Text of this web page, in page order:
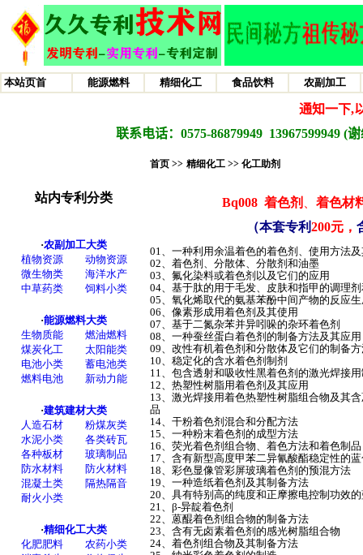
首页 >> 精细化工 >> 化工助剂
Bq008 着色剂
着色材
（本套专利200元，
01、一种利用余温着色的着色剂、使用方法
02、着色剂、分散体、分散剂和油墨
03、氟化染料或着色剂以及它们的应用
04、基于肽的用于毛发、皮肤和指甲的调理
05、氧化烯取代的氨基苯酚中间产物的反应
06、像素形成用着色剂及其使用
07、基于二氮杂苯并异吲哚的杂环着色剂
08、一种蚕丝蛋白着色剂的制备方法及其应用
09、改性有机着色剂和分散体及它们的制备
10、稳定化的含水着色剂制剂
11、包含透射和吸收性黑着色剂的激光焊接
12、热塑性树脂用着色剂及其应用
13、激光焊接用着色热塑性树脂组合物及其
品
14、干粉着色剂混合和分配方法
15、一种粉末着色剂的成型方法
16、荧光着色剂组合物、着色方法和着色制品
17、含有新型高度甲苯二异氰酸酯稳定性的
18、彩色显像管彩屏玻璃着色剂的预混方法
19、一种造纸着色剂及其制备方法
20、具有特别高的纯度和正摩擦电控制功效
21、β-异靛着色剂
22、蒽醌着色剂组合物的制备方法
23、含有无卤素着色剂的感光树脂组合物
24、着色剂组合物及其制备方法